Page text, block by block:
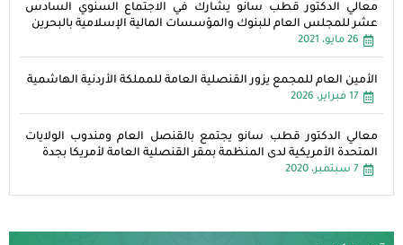
معالي الدكتور قطب سانو يشارك في الاجتماع السنوي السادس
عشر للمجلس العام للبنوك والمؤسسات المالية الإسلامية بالبحرين
26 مايو، 2021
الأمين العام للمجمع يزور القنصلية العامة للمملكة الأردنية الهاشمية
17 فبراير، 2026
معالي الدكتور قطب سانو يجتمع بالقنصل العام ومندوب الولايات
المتحدة الأمريكية لدى المنظمة بمقر القنصلية العامة لأمريكا بجدة
7 سبتمبر، 2020